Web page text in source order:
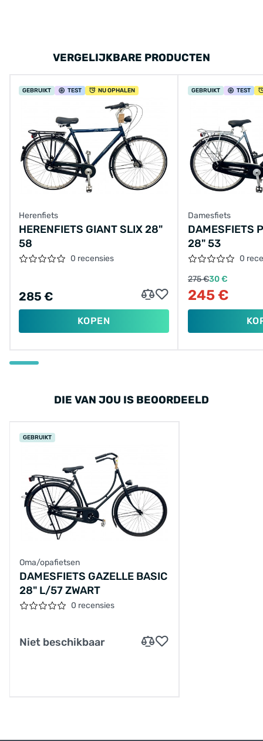
VERGELIJKBARE PRODUCTEN
GEBRUIKT TEST NU OPHALEN
Herenfiets
HERENFIETS GIANT SLIX 28"
58
0 recensies
285 €
KOPEN
GEBRUIKT TEST
Damesfiets
DAMESFIETS
28" 53
0
275 €30 €
245 €
DIE VAN JOU IS BEOORDEELD
GEBRUIKT
Oma/opafietsen
DAMESFIETS GAZELLE BASIC
28" L/57 ZWART
0 recensies
Niet beschikbaar